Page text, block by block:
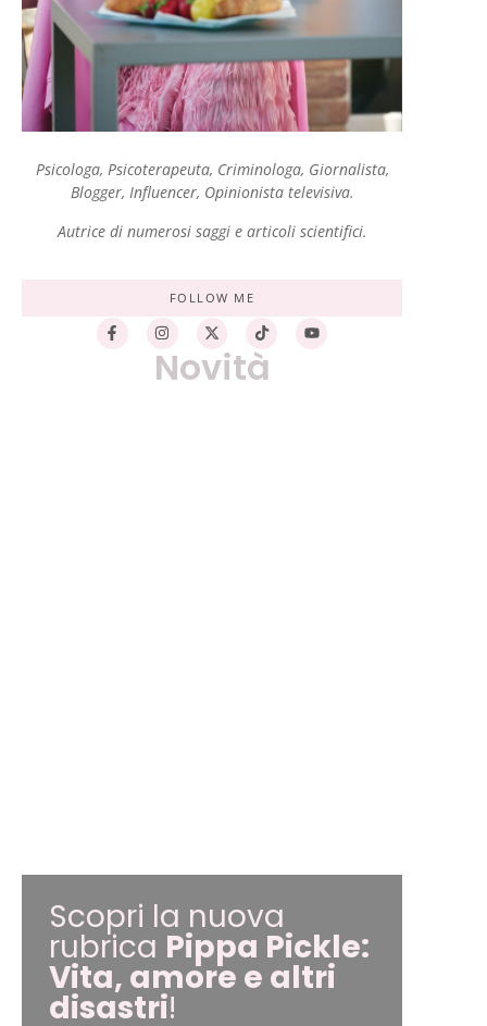
Psicologa, Psicoterapeuta, Criminologa, Giornalista,
Blogger, Influencer, Opinionista televisiva.
Autrice di numerosi saggi e articoli scientifici.
FOLLOW ME
Novità
Scopri la nuova
rubrica Pippa Pickle:
Vita, amore e altri
disastri!